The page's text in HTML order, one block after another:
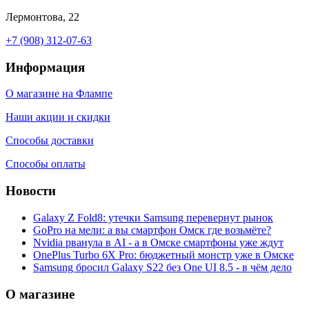
Лермонтова, 22
+7 (908) 312-07-63
Информация
О магазине на Флампе
Наши акции и скидки
Способы доставки
Способы оплаты
Новости
Galaxy Z Fold8: утечки Samsung перевернут рынок
GoPro на мели: а вы смартфон Омск где возьмёте?
Nvidia рванула в AI - а в Омске смартфоны уже ждут
OnePlus Turbo 6X Pro: бюджетный монстр уже в Омске
Samsung бросил Galaxy S22 без One UI 8.5 - в чём дело
О магазине